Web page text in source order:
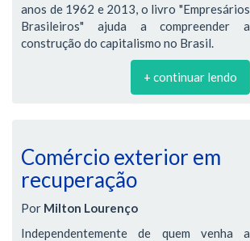
anos de 1962 e 2013, o livro "Empresários
Brasileiros" ajuda a compreender a
construção do capitalismo no Brasil.
+ continuar lendo
Comércio exterior em
recuperação
Por Milton Lourenço
Independentemente de quem venha a